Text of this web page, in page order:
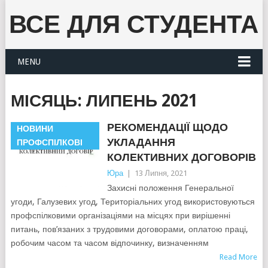
ВСЕ ДЛЯ СТУДЕНТА
MENU
МІСЯЦЬ: ЛИПЕНЬ 2021
НОВИНИ
ПРОФСПІЛКОВІ
РЕКОМЕНДАЦІЇ ЩОДО
УКЛАДАННЯ
КОЛЕКТИВНИХ ДОГОВОРІВ
Юра 13 Липня, 2021
Захисні положення Генеральної
угоди, Галузевих угод, Територіальних угод використовуються
профспілковими організаціями на місцях при вирішенні
питань, пов’язаних з трудовими договорами, оплатою праці,
робочим часом та часом відпочинку, визначенням
Read More